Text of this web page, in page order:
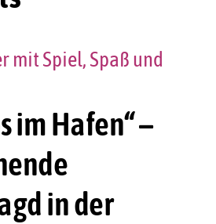
im Hafen“ –
in der
mit Spiel, Spaß und